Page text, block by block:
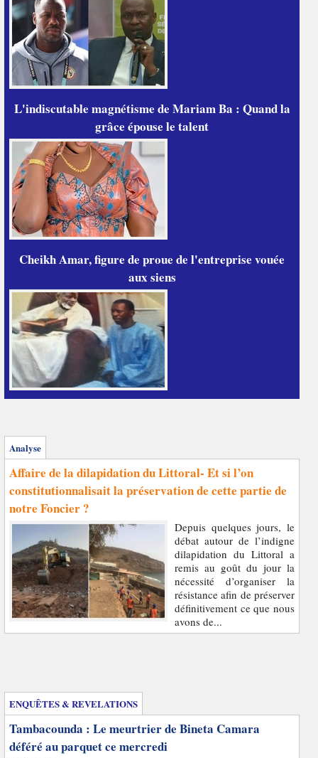
L'indiscutable magnétisme de Mariam Ba : Quand la
grâce épouse le talent
Cheikh Amar, figure de proue de l'entreprise vouée
aux siens
Analyse
Affaire de la dilapidation du Littoral- Et si l’on
constitutionnalisait la préservation de cette partie de
notre Foncier ?
Depuis quelques jours, le
débat autour de l’indigne
dilapidation du Littoral a
remis au goût du jour la
nécessité d’organiser la
résistance afin de préserver
définitivement ce que nous
avons de...
ENQUÊTES & REVELATIONS
Tambacounda : Le meurtrier de Bineta Camara
déféré au parquet ce mercredi